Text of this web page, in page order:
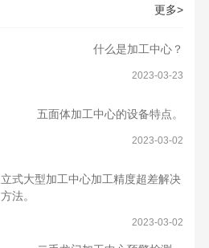
更多>
什么是加工中心？
2023-03-23
五面体加工中心的设备特点。
2023-03-02
立式大型加工中心加工精度超差解决
方法。
2023-03-02